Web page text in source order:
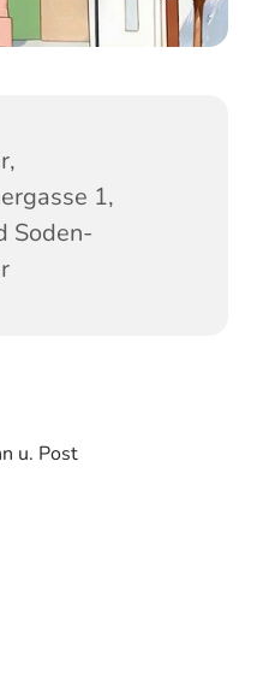
1,
Soden-
u. Post